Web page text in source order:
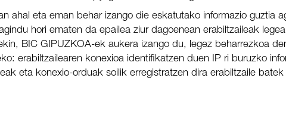
ahal eta eman behar izango die eskatutako informazio guztia
hori ematen da epailea ziur dagoenean erabiltzaileak
BIC GIPUZKOA-ek aukera izango du, legez beharrezkoa
erabiltzailearen konexioa identifikatzen duen IP ri buruzko
eta konexio-orduak soilik erregistratzen dira erabiltzaile